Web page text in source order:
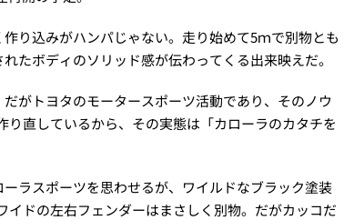
り込みがハンパじゃない。走り始めて5ｍで別物とも
たボディのソリッド感が伝わってくる出来映えだ。
がトヨタのモータースポーツ活動であり、そのノウ
直しているから、その実態は「カローラのカタチを
ラスポーツを思わせるが、ワイルドなブラック塗装
ドの左右フェンダーはまさしく別物。だがカッコだ